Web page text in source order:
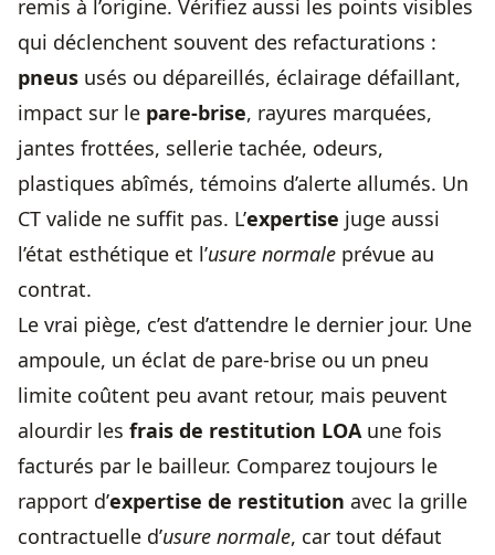
remis à l’origine. Vérifiez aussi les points visibles
qui déclenchent souvent des refacturations :
pneus usés ou dépareillés, éclairage défaillant,
impact sur le pare-brise, rayures marquées,
jantes frottées, sellerie tachée, odeurs,
plastiques abîmés, témoins d’alerte allumés. Un
CT valide ne suffit pas. L’expertise juge aussi
l’état esthétique et l’usure normale prévue au
contrat.
Le vrai piège, c’est d’attendre le dernier jour. Une
ampoule, un éclat de pare-brise ou un pneu
limite coûtent peu avant retour, mais peuvent
alourdir les frais de restitution LOAune fois
facturés par le bailleur. Comparez toujours le
rapport d’expertise de restitution avec la grille
contractuelle d’usure normale, car tout défaut